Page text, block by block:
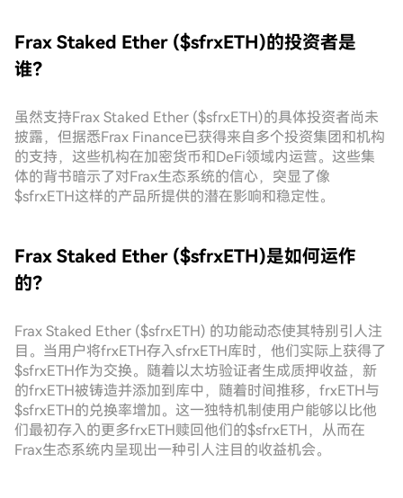
Frax Staked Ether ($sfrxETH)的投资者是
谁？
虽然支持Frax Staked Ether ($sfrxETH)的具体投资者尚未
披露，但据悉Frax Finance已获得来自多个投资集团和机构
的支持，这些机构在加密货币和DeFi领域内运营。这些集
体的背书暗示了对Frax生态系统的信心，突显了像
$sfrxETH这样的产品所提供的潜在影响和稳定性。
Frax Staked Ether ($sfrxETH)是如何运作
的？
Frax Staked Ether ($sfrxETH) 的功能动态使其特别引人注
目。当用户将frxETH存入sfrxETH库时，他们实际上获得了
$sfrxETH作为交换。随着以太坊验证者生成质押收益，新
的frxETH被铸造并添加到库中，随着时间推移，frxETH与
$sfrxETH的兑换率增加。这一独特机制使用户能够以比他
们最初存入的更多frxETH赎回他们的$sfrxETH，从而在
Frax生态系统内呈现出一种引人注目的收益机会。